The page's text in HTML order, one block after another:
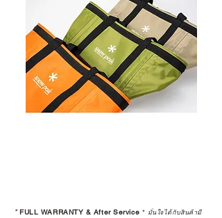
*FULL WARRANTY & After Service * มั่นใจได้กับสินค้ามี